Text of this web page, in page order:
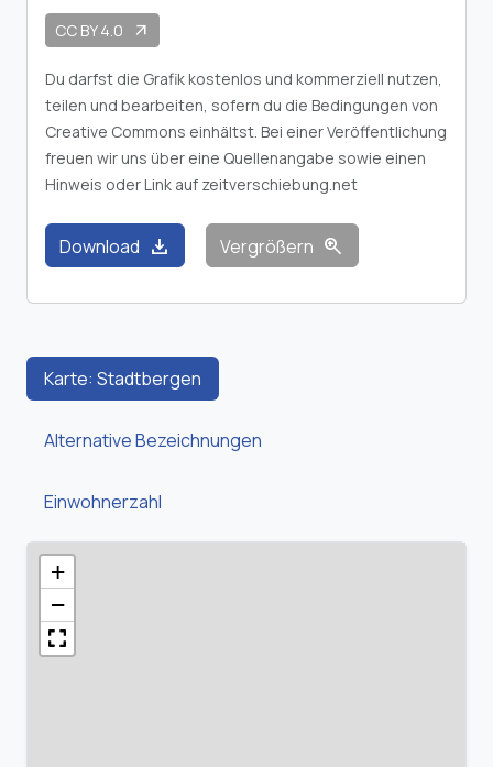
CC BY 4.0 arrow_outward
Du darfst die Grafik kostenlos und kommerziell nutzen,
teilen und bearbeiten, sofern du die Bedingungen von
Creative Commons einhältst. Bei einer Veröffentlichung
freuen wir uns über eine Quellenangabe sowie einen
Hinweis oder Link auf zeitverschiebung.net
Download download Vergrößern zoom_in
Karte: Stadtbergen
Alternative Bezeichnungen
Einwohnerzahl
+
−